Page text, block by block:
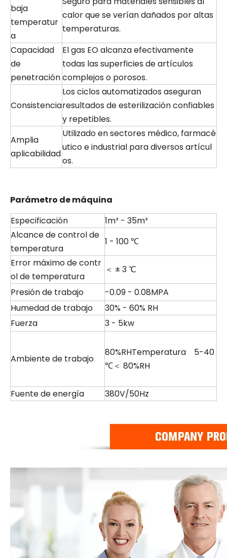
baja
temperatur
a
calor que se verían dañados por altas
temperaturas.
Capacidad
de
penetración
El gas EO alcanza efectivamente
todas las superficies de artículos
complejos o porosos.
Consistencia
Los ciclos automatizados aseguran
resultados de esterilización confiables
y repetibles.
Amplia
aplicabilidad
Utilizado en sectores médico, farmacé
utico e industrial para diversos artícul
os.
Parámetro de máquina
Especificación
1m³ - 35m³
Alcance de control de
temperatura
1 - 100 ℃
Error máximo de contr
ol de temperatura
＜ ± 3 ℃
Presión de trabajo
-0.09 - 0.08MPA
Humedad de trabajo
30% - 60% RH
Fuerza
3 - 5kw
Ambiente de trabajo
80%RHTemperatura 5-40
℃＜ 80%RH
Fuente de energía 380V/50Hz